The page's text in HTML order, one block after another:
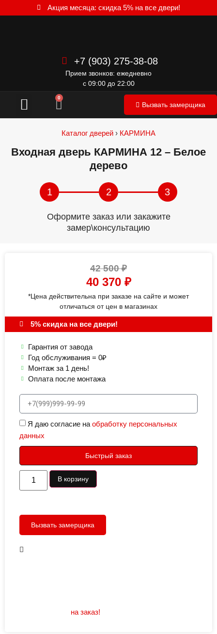
Акция месяца: скидка 5% на все двери!
+7 (903) 275-38-08
Прием звонков: ежедневно
с 09:00 до 22:00
0
Вызвать замерщика
Каталог дверей › КАРМИНА
Входная дверь КАРМИНА 12 – Белое
дерево
1 2 3
Оформите заказ или закажите
замер\консультацию
42 500₽
40 370 ₽
*Цена действительна при заказе на сайте и может
отличаться от цен в магазинах
5% скидка на все двери!
Гарантия от завода
Год обслуживания = 0₽
Монтаж за 1 день!
Оплата после монтажа
Я даю согласие наобработку персональных
данных
Быстрый заказ
В корзину
Вызвать замерщика
на заказ!